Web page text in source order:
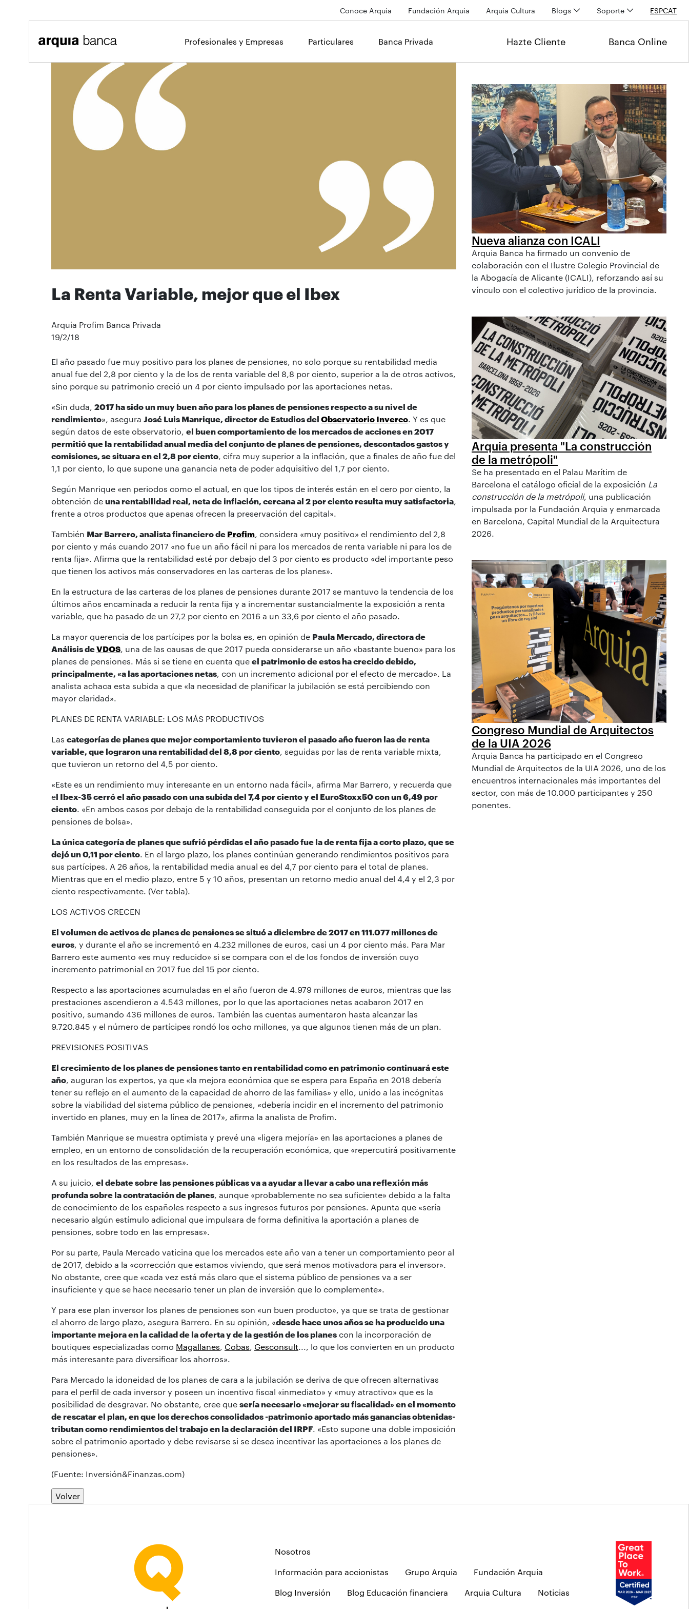
Conoce Arquia Fundación Arquia Arquia Cultura Blogs Soporte ESPCAT
Profesionales y Empresas Particulares Banca Privada Hazte Cliente Banca Online
La Renta Variable, mejor que el Ibex
Arquia Profim Banca Privada
19/2/18
El año pasado fue muy positivo para los planes de pensiones, no solo porque su rentabilidad media
anual fue del 2,8 por ciento y la de los de renta variable del 8,8 por ciento, superior a la de otros activos,
sino porque su patrimonio creció un 4 por ciento impulsado por las aportaciones netas.
«Sin duda, 2017 ha sido un muy buen año para los planes de pensiones respecto a su nivel de
rendimiento», asegura José Luis Manrique, director de Estudios del Observatorio Inverco. Y es que
según datos de este observatorio, el buen comportamiento de los mercados de acciones en 2017
permitió que la rentabilidad anual media del conjunto de planes de pensiones, descontados gastos y
comisiones, se situara en el 2,8 por ciento, cifra muy superior a la inflación, que a finales de año fue del
1,1 por ciento, lo que supone una ganancia neta de poder adquisitivo del 1,7 por ciento.
Según Manrique «en periodos como el actual, en que los tipos de interés están en el cero por ciento, la
obtención de una rentabilidad real, neta de inflación, cercana al 2 por ciento resulta muy satisfactoria,
frente a otros productos que apenas ofrecen la preservación del capital».
También Mar Barrero, analista financiero de Profim, considera «muy positivo» el rendimiento del 2,8
por ciento y más cuando 2017 «no fue un año fácil ni para los mercados de renta variable ni para los de
renta fija». Afirma que la rentabilidad esté por debajo del 3 por ciento es producto «del importante peso
que tienen los activos más conservadores en las carteras de los planes».
En la estructura de las carteras de los planes de pensiones durante 2017 se mantuvo la tendencia de los
últimos años encaminada a reducir la renta fija y a incrementar sustancialmente la exposición a renta
variable, que ha pasado de un 27,2 por ciento en 2016 a un 33,6 por ciento el año pasado.
La mayor querencia de los partícipes por la bolsa es, en opinión de Paula Mercado, directora de
Análisis deVDOS, una de las causas de que 2017 pueda considerarse un año «bastante bueno» para los
planes de pensiones. Más si se tiene en cuenta que el patrimonio de estos ha crecido debido,
principalmente, «a las aportaciones netas, con un incremento adicional por el efecto de mercado». La
analista achaca esta subida a que «la necesidad de planificar la jubilación se está percibiendo con
mayor claridad».
PLANES DE RENTA VARIABLE: LOS MÁS PRODUCTIVOS
Las categorías de planes que mejor comportamiento tuvieron el pasado año fueron las de renta
variable, que lograron una rentabilidad del 8,8 por ciento, seguidas por las de renta variable mixta,
que tuvieron un retorno del 4,5 por ciento.
«Este es un rendimiento muy interesante en un entorno nada fácil», afirma Mar Barrero, y recuerda que
el Ibex-35 cerró el año pasado con una subida del 7,4 por ciento y el EuroStoxx50 con un 6,49 por
ciento. «En ambos casos por debajo de la rentabilidad conseguida por el conjunto de los planes de
pensiones de bolsa».
La única categoría de planes que sufrió pérdidas el año pasado fue la de renta fija a corto plazo, que se
dejó un 0,11 por ciento. En el largo plazo, los planes continúan generando rendimientos positivos para
sus partícipes. A 26 años, la rentabilidad media anual es del 4,7 por ciento para el total de planes.
Mientras que en el medio plazo, entre 5 y 10 años, presentan un retorno medio anual del 4,4 y el 2,3 por
ciento respectivamente. (Ver tabla).
LOS ACTIVOS CRECEN
El volumen de activos de planes de pensiones se situó a diciembre de 2017 en 111.077 millones de
euros, y durante el año se incrementó en 4.232 millones de euros, casi un 4 por ciento más. Para Mar
Barrero este aumento «es muy reducido» si se compara con el de los fondos de inversión cuyo
incremento patrimonial en 2017 fue del 15 por ciento.
Respecto a las aportaciones acumuladas en el año fueron de 4.979 millones de euros, mientras que las
prestaciones ascendieron a 4.543 millones, por lo que las aportaciones netas acabaron 2017 en
positivo, sumando 436 millones de euros. También las cuentas aumentaron hasta alcanzar las
9.720.845 y el número de partícipes rondó los ocho millones, ya que algunos tienen más de un plan.
PREVISIONES POSITIVAS
El crecimiento de los planes de pensiones tanto en rentabilidad como en patrimonio continuará este
año, auguran los expertos, ya que «la mejora económica que se espera para España en 2018 debería
tener su reflejo en el aumento de la capacidad de ahorro de las familias» y ello, unido a las incógnitas
sobre la viabilidad del sistema público de pensiones, «debería incidir en el incremento del patrimonio
invertido en planes, muy en la línea de 2017», afirma la analista de Profim.
También Manrique se muestra optimista y prevé una «ligera mejoría» en las aportaciones a planes de
empleo, en un entorno de consolidación de la recuperación económica, que «repercutirá positivamente
en los resultados de las empresas».
A su juicio, el debate sobre las pensiones públicas va a ayudar a llevar a cabo una reflexión más
profunda sobre la contratación de planes, aunque «probablemente no sea suficiente» debido a la falta
de conocimiento de los españoles respecto a sus ingresos futuros por pensiones. Apunta que «sería
necesario algún estímulo adicional que impulsara de forma definitiva la aportación a planes de
pensiones, sobre todo en las empresas».
Por su parte, Paula Mercado vaticina que los mercados este año van a tener un comportamiento peor al
de 2017, debido a la «corrección que estamos viviendo, que será menos motivadora para el inversor».
No obstante, cree que «cada vez está más claro que el sistema público de pensiones va a ser
insuficiente y que se hace necesario tener un plan de inversión que lo complemente».
Y para ese plan inversor los planes de pensiones son «un buen producto», ya que se trata de gestionar
el ahorro de largo plazo, asegura Barrero. En su opinión, «desde hace unos años se ha producido una
importante mejora en la calidad de la oferta y de la gestión de los planes con la incorporación de
boutiques especializadas como Magallanes, Cobas, Gesconsult..., lo que los convierten en un producto
más interesante para diversificar los ahorros».
Para Mercado la idoneidad de los planes de cara a la jubilación se deriva de que ofrecen alternativas
para el perfil de cada inversor y poseen un incentivo fiscal «inmediato» y «muy atractivo» que es la
posibilidad de desgravar. No obstante, cree que sería necesario «mejorar su fiscalidad» en el momento
de rescatar el plan, en que los derechos consolidados -patrimonio aportado más ganancias obtenidas-
tributan como rendimientos del trabajo en la declaración del IRPF. «Esto supone una doble imposición
sobre el patrimonio aportado y debe revisarse si se desea incentivar las aportaciones a los planes de
pensiones».
(Fuente: Inversión&Finanzas.com)
Volver
Nueva alianza con ICALI
Arquia Banca ha firmado un convenio de
colaboración con el Ilustre Colegio Provincial de
la Abogacía de Alicante (ICALI), reforzando así su
vínculo con el colectivo jurídico de la provincia.
Arquia presenta "La construcción
de la metrópoli"
Se ha presentado en el Palau Marítim de
Barcelona el catálogo oficial de la exposición La
construcción de la metrópoli, una publicación
impulsada por la Fundación Arquia y enmarcada
en Barcelona, Capital Mundial de la Arquitectura
2026.
Congreso Mundial de Arquitectos
de la UIA 2026
Arquia Banca ha participado en el Congreso
Mundial de Arquitectos de la UIA 2026, uno de los
encuentros internacionales más importantes del
sector, con más de 10.000 participantes y 250
ponentes.
Nosotros
Información para accionistas Grupo Arquia Fundación Arquia
Blog Inversión Blog Educación financiera Arquia Cultura Noticias